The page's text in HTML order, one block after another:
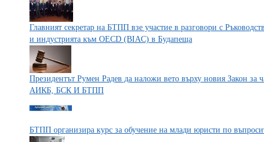
Главният секретар на БТПП взе участие в разговори с
и индустрията към OECD (BIAC) в Будапеща
Президентът Румен Радев да наложи вето върху новия Закон за
АИКБ, БСК И БТПП
БТПП организира курс за обучение на млади юристи по